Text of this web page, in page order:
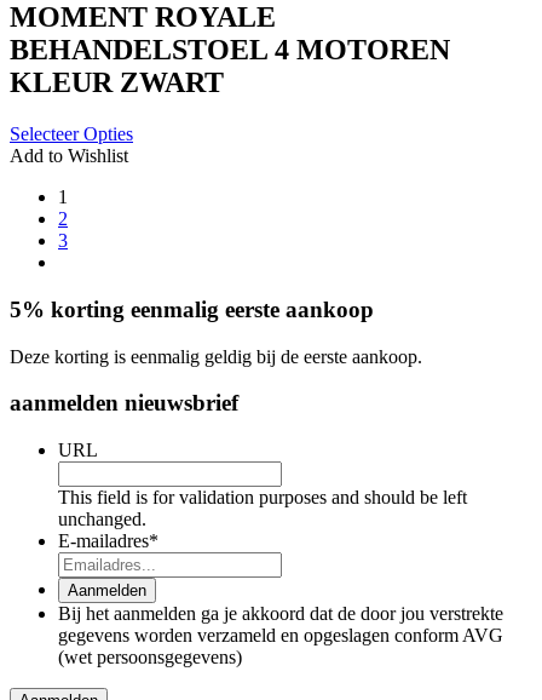
MOMENT ROYALE
BEHANDELSTOEL 4 MOTOREN
KLEUR ZWART
Selecteer Opties
Add to Wishlist
1
2
3
5% korting eenmalig eerste aankoop
Deze korting is eenmalig geldig bij de eerste aankoop.
aanmelden nieuwsbrief
URL
This field is for validation purposes and should be left
unchanged.
E-mailadres*
Aanmelden
Bij het aanmelden ga je akkoord dat de door jou verstrekte
gegevens worden verzameld en opgeslagen conform AVG
(wet persoonsgegevens)